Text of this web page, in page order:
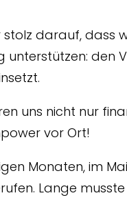
stolz darauf, dass
unterstützen: den
uns nicht nur
vor Ort!
Monaten, im
Lange